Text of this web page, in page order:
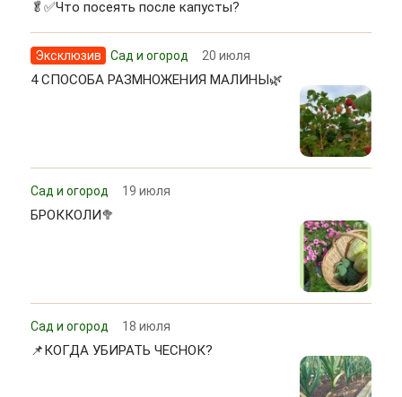
🥬✅Что посеять после капусты?
Эксклюзив Сад и огород 20 июля
4 СПОСОБА РАЗМНОЖЕНИЯ МАЛИНЫ🌿
Сад и огород 19 июля
БРОККОЛИ🥦
Сад и огород 18 июля
📌КОГДА УБИРАТЬ ЧЕСНОК?